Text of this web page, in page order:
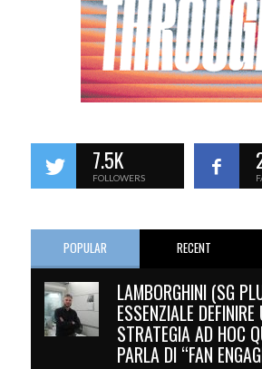
7.5K
FOLLOWERS
POPULAR RECENT
LAMBORGHINI (SG
ESSENZIALE DEFINIRE
STRATEGIA AD HOC
PARLA DI “FAN